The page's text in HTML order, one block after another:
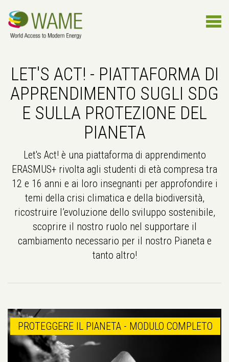
LET'S ACT! - PIATTAFORMA DI
APPRENDIMENTO SUGLI SDG
E SULLA PROTEZIONE DEL
PIANETA
Let's Act! è una piattaforma di apprendimento
ERASMUS+ rivolta agli studenti di età compresa tra
12 e 16 anni e ai loro insegnanti per approfondire i
temi della crisi climatica e della biodiversità,
ricostruire l’evoluzione dello sviluppo sostenibile,
scoprire il nostro ruolo nel supportare il
cambiamento necessario per il nostro Pianeta e
tanto altro!
PROTEGGERE IL PIANETA - MODULO COMPLETO